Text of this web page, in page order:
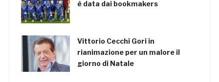
è data dai bookmakers
Vittorio Cecchi Gori in
rianimazione per un malore il
giorno di Natale